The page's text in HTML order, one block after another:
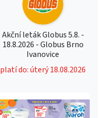
Akční leták Globus 5.8. -
18.8.2026 - Globus Brno
Ivanovice
platí do: úterý 18.08.2026